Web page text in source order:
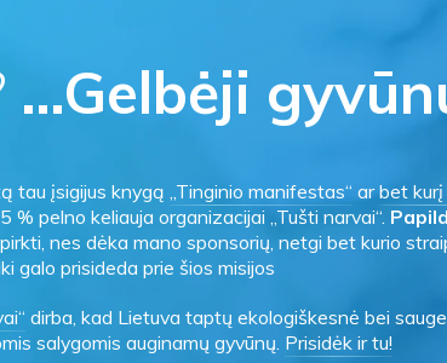
…Gelbėji
tau įsigijus knygą „Tinginio manifestas“ arbet
5 % pelno keliauja organizacijai „Tušti narvai“.
nes dėka mano sponsorių, netgi bet kurio
galo prisideda prie šios misijos
dirba, kad Lietuva taptų ekologiškesnė bei
salygomis auginamų gyvūnų. Prisidėk ir tu!